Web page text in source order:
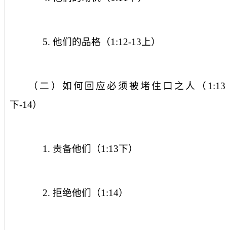
5.他们的品格（1:12-13 上）
（二）如何回应必须被堵住口之人（ 1:13
下-14）
1. 责备他们（1:13下）
2.拒绝他们（1:14）